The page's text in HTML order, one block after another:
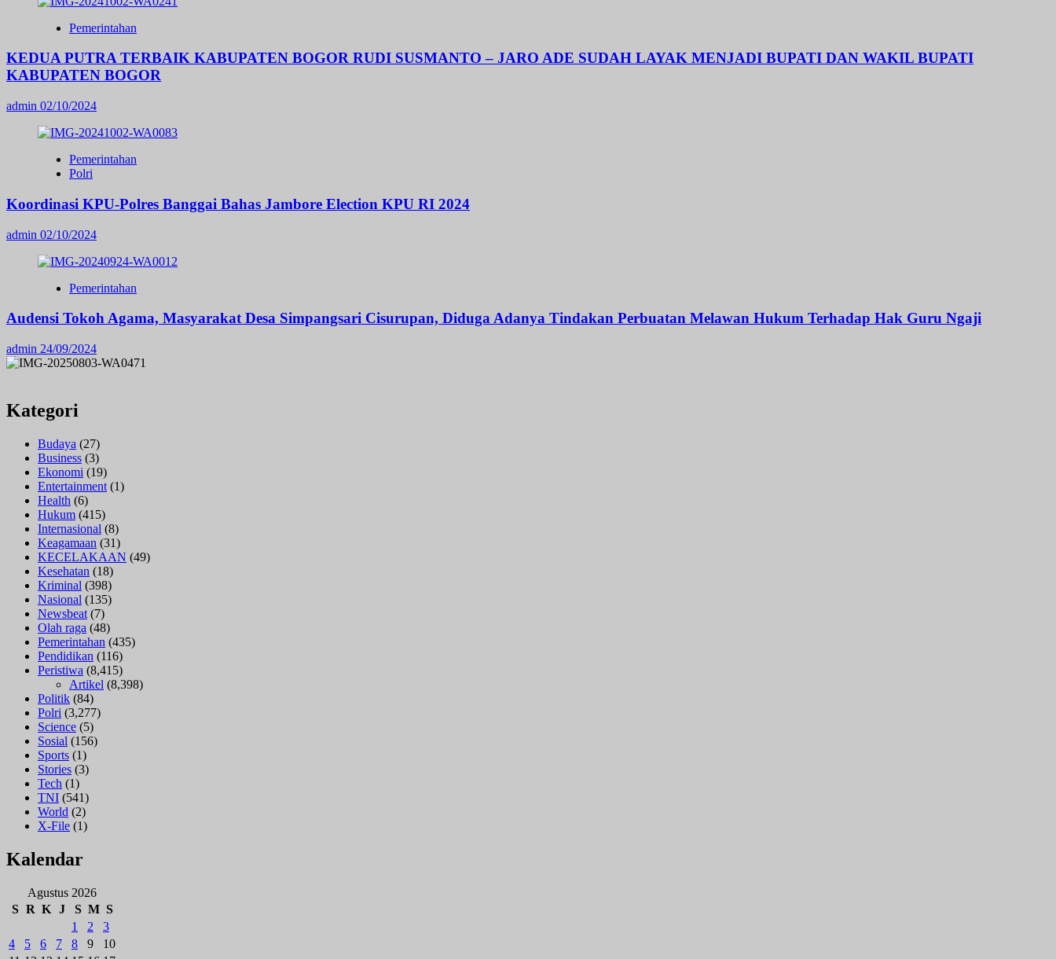
Pemerintahan
KEDUA PUTRA TERBAIK KABUPATEN BOGOR RUDI SUSMANTO – JARO ADE SUDAH LAYAK MENJADI BUPATI DAN WAKIL BUPATI
KABUPATEN BOGOR
admin 02/10/2024
Pemerintahan
Polri
Koordinasi KPU-Polres Banggai Bahas Jambore Election KPU RI 2024
admin 02/10/2024
Pemerintahan
Audensi Tokoh Agama, Masyarakat Desa Simpangsari Cisurupan, Diduga Adanya Tindakan Perbuatan Melawan Hukum Terhadap Hak Guru Ngaji
admin 24/09/2024
Kategori
Budaya (27)
Business (3)
Ekonomi (19)
Entertainment (1)
Health (6)
Hukum (415)
Internasional (8)
Keagamaan (31)
KECELAKAAN (49)
Kesehatan (18)
Kriminal (398)
Nasional (135)
Newsbeat (7)
Olah raga (48)
Pemerintahan (435)
Pendidikan (116)
Peristiwa (8,415)
Artikel (8,398)
Politik (84)
Polri (3,277)
Science (5)
Sosial (156)
Sports (1)
Stories (3)
Tech (1)
TNI (541)
World (2)
X-File (1)
Kalendar
Agustus 2026
S R K J S M S
1
2
3
4
5 6 7 8 9
10